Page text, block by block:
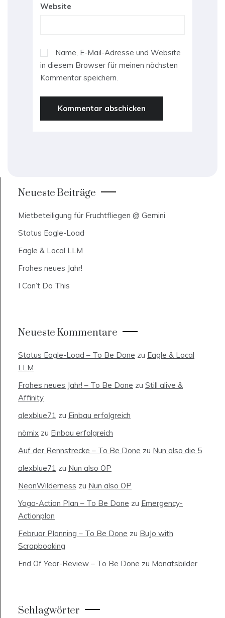
Website
Name, E-Mail-Adresse und Website
in diesem Browser für meinen nächsten
Kommentar speichern.
Neueste Beiträge
Mietbeteiligung für Fruchtfliegen @ Gemini
Status Eagle-Load
Eagle & Local LLM
Frohes neues Jahr!
I Can’t Do This
Neueste Kommentare
Status Eagle-Load – To Be Done zu Eagle & Local
LLM
Frohes neues Jahr! – To Be Done zu Still alive &
Affinity
alexblue71 zu Einbau erfolgreich
nömix zu Einbau erfolgreich
Auf der Rennstrecke – To Be Done zu Nun also die 5
alexblue71 zu Nun also OP
NeonWilderness zu Nun also OP
Yoga-Action Plan – To Be Done zu Emergency-
Actionplan
Februar Planning – To Be Done zu BuJo with
Scrapbooking
End Of Year-Review – To Be Done zu Monatsbilder
Schlagwörter